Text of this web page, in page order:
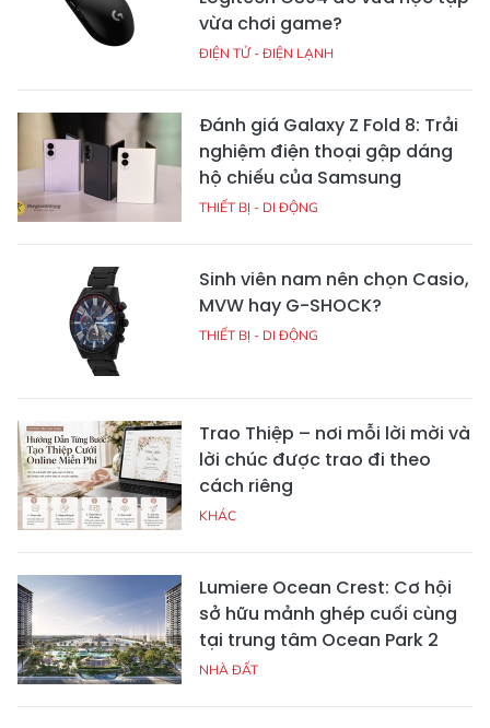
vừa chơi game?
ĐIỆN TỬ - ĐIỆN LẠNH
Đánh giá Galaxy Z Fold 8: Trải
nghiệm điện thoại gập dáng
hộ chiếu của Samsung
THIẾT BỊ - DI ĐỘNG
Sinh viên nam nên chọn Casio,
MVW hay G-SHOCK?
THIẾT BỊ - DI ĐỘNG
Trao Thiệp – nơi mỗi lời mời và
lời chúc được trao đi theo
cách riêng
KHÁC
Lumiere Ocean Crest: Cơ hội
sở hữu mảnh ghép cuối cùng
tại trung tâm Ocean Park 2
NHÀ ĐẤT